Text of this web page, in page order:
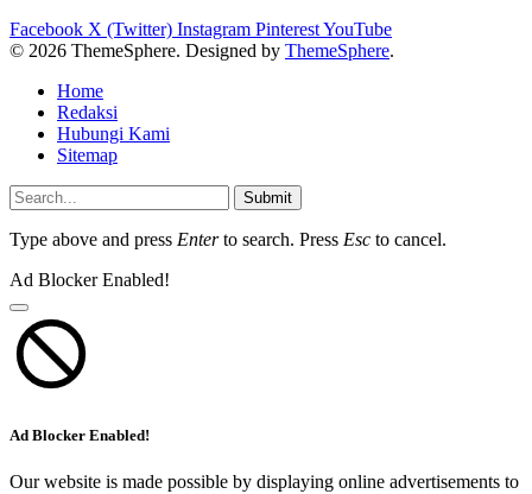
Facebook X (Twitter) Instagram PinterestYouTube
© 2026 ThemeSphere. Designed by ThemeSphere.
Home
Redaksi
Hubungi Kami
Sitemap
Submit
Type above and press Enterto search. Press Esc to cancel.
Ad Blocker Enabled!
Ad Blocker Enabled!
Our website is made possible by displaying online advertisements to